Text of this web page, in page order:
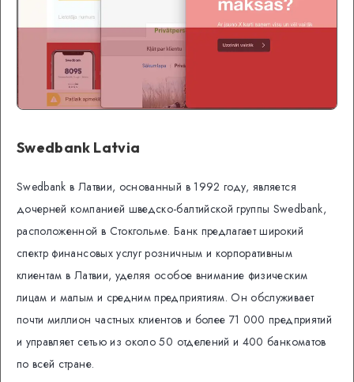
Swedbank Latvia
Swedbank в Латвии, основанный в 1992 году, является
дочерней компанией шведско-балтийской группы Swedbank,
расположенной в Стокгольме. Банк предлагает широкий
спектр финансовых услуг розничным и корпоративным
клиентам в Латвии, уделяя особое внимание физическим
лицам и малым и средним предприятиям. Он обслуживает
почти миллион частных клиентов и более 71 000 предприятий
и управляет сетью из около 50 отделений и 400 банкоматов
по всей стране.